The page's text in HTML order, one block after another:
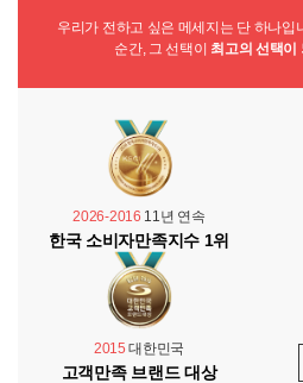
우리가 전하고 싶은 메세지는 단 하나입
순간, 그 선택이 최고의 선택이
2026-2016 11년 연속
한국 소비자만족지수 1위
2015 대한민국
고객만족 브랜드 대상